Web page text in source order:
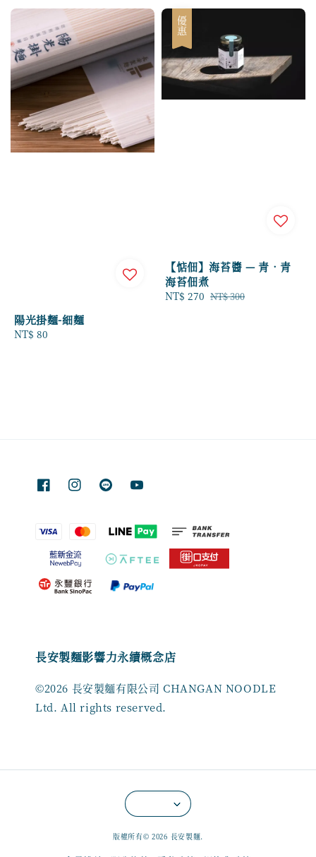
陽光掛麵-細麵
Regular
NT$ 80
優惠
【惦佃】海苔醬 — 青．青
海苔佃煮
Sale
NT$ 270 Regular
NT$ 300
長安製麵影響力永續概念店
©2026 長安製麵有限公司 CHANGAN NOODLE
Ltd. All rights reserved.
版權所有© 2026 長安製麵.